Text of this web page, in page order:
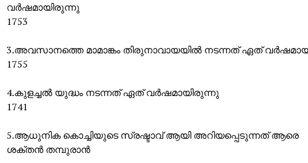
വർഷമായിരുന്നു
1753
3.അവസാനത്തെ മാമാങ്കം തിരുനാവായയിൽ നടന്നത് ഏത്
1755
4.കുളച്ചൽ യുദ്ധം നടന്നത് ഏത് വർഷമായിരുന്നു
1741
5.ആധുനിക കൊച്ചിയുടെ സ്രഷ്ടാവ് ആയി അറിയപ്പെടുന്നത് ആരെ
ശക്തൻ തമ്പുരാൻ